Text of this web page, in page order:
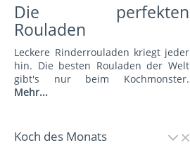
Die perfekten
Rouladen
Leckere Rinderrouladen kriegt jeder
hin. Die besten Rouladen der Welt
gibt's nur beim Kochmonster.
Mehr...
Koch des Monats